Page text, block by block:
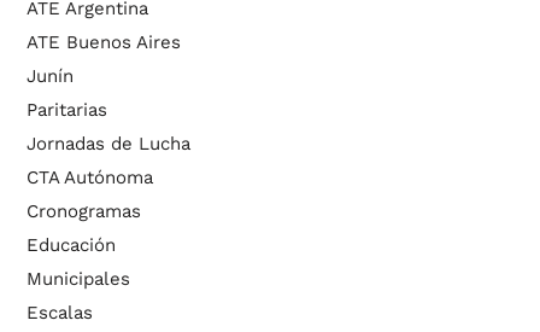
ATE Argentina
ATE Buenos Aires
Junín
Paritarias
Jornadas de Lucha
CTA Autónoma
Cronogramas
Educación
Municipales
Escalas